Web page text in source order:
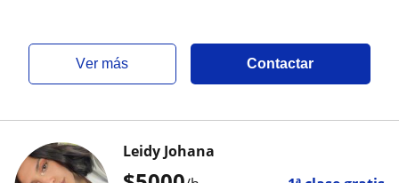
ver más Contactar
Leidy Johana